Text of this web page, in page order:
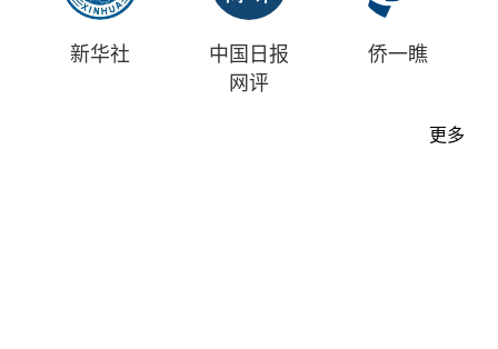
新华社
中国日报
网评
侨一瞧
更多